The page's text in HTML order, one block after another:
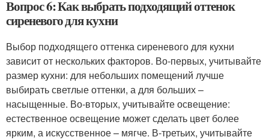
Вопрос 6: Как выбрать подходящий оттенок
сиреневого для кухни
Выбор подходящего оттенка сиреневого для кухни
зависит от нескольких факторов. Во-первых, учитывайте
размер кухни: для небольших помещений лучше
выбирать светлые оттенки, а для больших –
насыщенные. Во-вторых, учитывайте освещение:
естественное освещение может сделать цвет более
ярким, а искусственное – мягче. В-третьих, учитывайте